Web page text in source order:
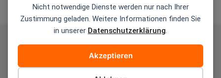
Nicht notwendige Dienste werden nur nach Ihrer
Zustimmung geladen. Weitere Informationen finden Sie
in unserer Datenschutzerklärung.
Akzeptieren
AGB Zahlungsarten
Versandarten
Widerrufsbelehrung
Datenschutzerklärung
Verwendung von KI
Kontakt